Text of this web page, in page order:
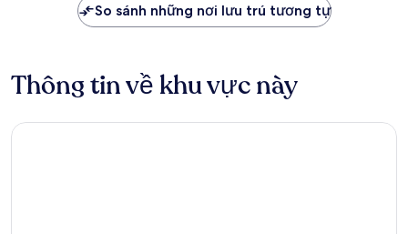
So sánh những nơi lưu trú tương tự
Thông tin về khu vực này